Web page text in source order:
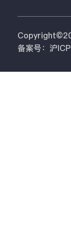
备案号：沪